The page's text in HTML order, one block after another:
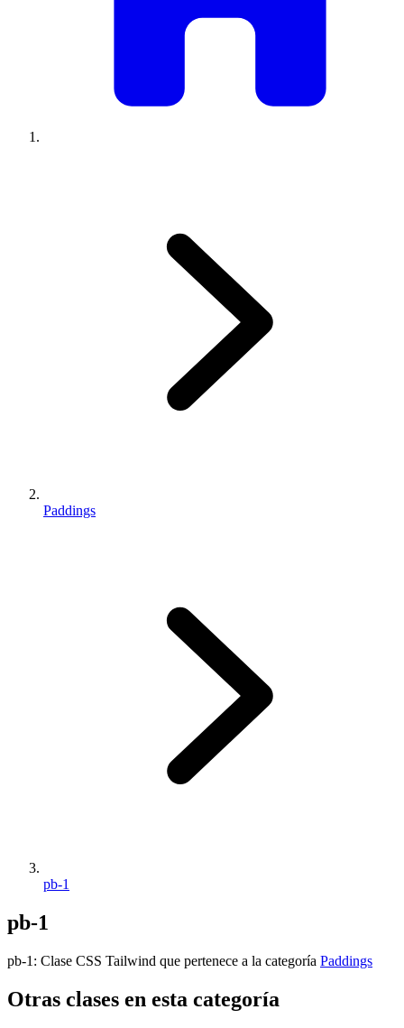
Paddings
pb-1
pb-1
pb-1 : Clase CSS Tailwind que pertenece a la categoría Paddings
Otras clases en esta categoría